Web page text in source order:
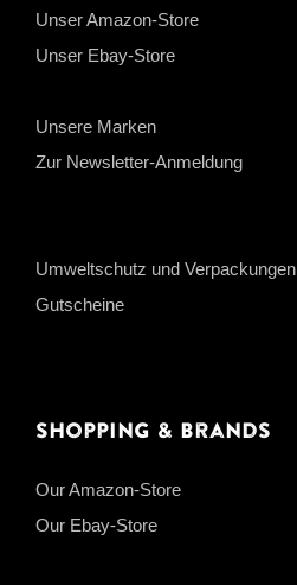
Unser Amazon-Store
Unser Ebay-Store
Unsere Marken
Zur Newsletter-Anmeldung
Umweltschutz und Verpackungen
Gutscheine
Shopping & Brands
Our Amazon-Store
Our Ebay-Store